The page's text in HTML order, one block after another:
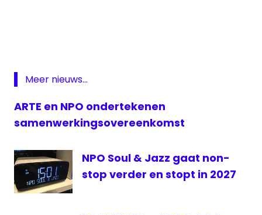
MTV
VPRO
Meer nieuws...
ARTE en NPO ondertekenen
samenwerkingsovereenkomst
NPO Soul & Jazz gaat non-
stop verder en stopt in 2027